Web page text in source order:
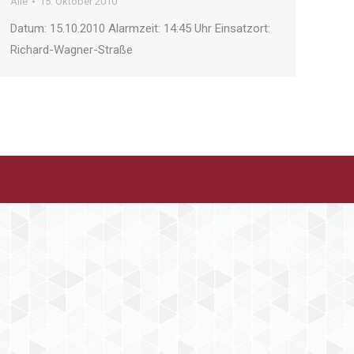
Datum: 15.10.2010 Alarmzeit: 14:45 Uhr Einsatzort:
Richard-Wagner-Straße